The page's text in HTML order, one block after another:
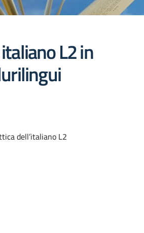
L2 in
dell’italiano L2